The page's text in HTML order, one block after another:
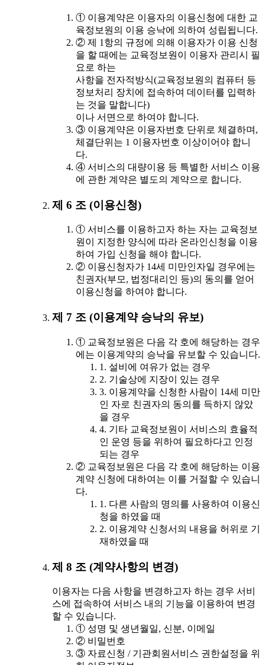
① 이용계약은 이용자의 이용신청에 대한 교
육정보원의 이용 승낙에 의하여 성립됩니다.
② 제 1항의 규정에 의해 이용자가 이용 신청
을 할 때에는 교육정보원이 이용자 관리시 필
요로 하는
사항을 전자적방식(교육정보원의 컴퓨터 등
정보처리 장치에 접속하여 데이터를 입력하
는 것을 말합니다)
이나 서면으로 하여야 합니다.
③ 이용계약은 이용자번호 단위로 체결하며,
체결단위는 1 이용자번호 이상이어야 합니
다.
④ 서비스의 대량이용 등 특별한 서비스 이용
에 관한 계약은 별도의 계약으로 합니다.
제 6 조 (이용신청)
① 서비스를 이용하고자 하는 자는 교육정보
원이 지정한 양식에 따라 온라인신청을 이용
하여 가입 신청을 해야 합니다.
② 이용신청자가 14세 미만인자일 경우에는
친권자(부모, 법정대리인 등)의 동의를 얻어
이용신청을 하여야 합니다.
제 7 조 (이용계약 승낙의 유보)
① 교육정보원은 다음 각 호에 해당하는 경우
에는 이용계약의 승낙을 유보할 수 있습니다.
1. 설비에 여유가 없는 경우
2. 기술상에 지장이 있는 경우
3. 이용계약을 신청한 사람이 14세 미만
인 자로 친권자의 동의를 득하지 않았
을 경우
4. 기타 교육정보원이 서비스의 효율적
인 운영 등을 위하여 필요하다고 인정
되는 경우
② 교육정보원은 다음 각 호에 해당하는 이용
계약 신청에 대하여는 이를 거절할 수 있습니
다.
1. 다른 사람의 명의를 사용하여 이용신
청을 하였을 때
2. 이용계약 신청서의 내용을 허위로 기
재하였을 때
제 8 조 (계약사항의 변경)
이용자는 다음 사항을 변경하고자 하는 경우 서비
스에 접속하여 서비스 내의 기능을 이용하여 변경
할 수 있습니다.
① 성명 및 생년월일, 신분, 이메일
② 비밀번호
③ 자료신청 / 기관회원서비스 권한설정을 위